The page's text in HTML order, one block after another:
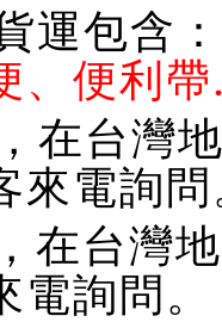
運包含：
、便利
在台灣
來電詢
在台灣
詢問。